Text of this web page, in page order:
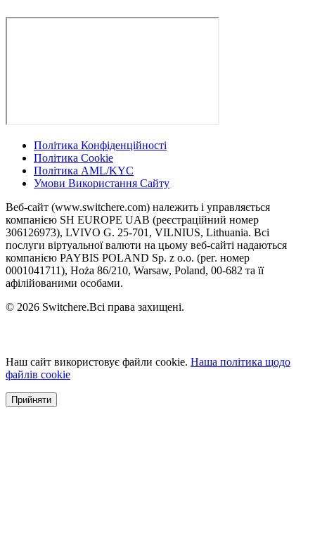
Політика Конфіденційності
Політика Cookie
Політика AML/KYC
Умови Використання Сайту
Веб-сайт (www.switchere.com) належить і управляється
компанією SH EUROPE UAB (реєстраційний номер
306126973), LVIVO G. 25-701, VILNIUS, Lithuania. Всі
послуги віртуальної валюти на цьому веб-сайті надаються
компанією PAYBIS POLAND Sp. z o.o. (рег. номер
0001041711), Hoża 86/210, Warsaw, Poland, 00-682 та її
афілійованими особами.
© 2026 Switchere.Всі права захищені.
Наш сайт використовує файли cookie. Наша політика щодо
файлів cookie
Прийняти